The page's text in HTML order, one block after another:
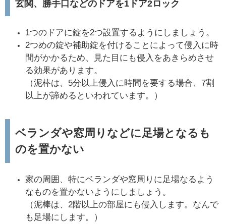
玄関、勝手口などのドアを1ドア2ロック
1つのドアに錠を2つ設置するようにしましょう。
2つめの錠や補助錠を付けることによって侵入に時
間がかかるため、見た目にも侵入をあきらめさせ
る効果があります。
（泥棒は、5分以上侵入に時間を要する場合、7割
以上が諦めるといわれています。）​
ベランダや窓周りなどに足場となるも
のを置かない
家の周囲、特にベランダや窓周りに足場なるよう
なものを置かないようにしましょう。
（泥棒は、2階以上の部屋にも侵入します。なんで
も足場にします。）